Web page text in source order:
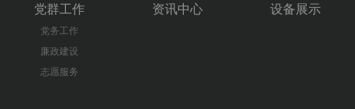
党群工作
党务工作
廉政建设
志愿服务
资讯中心 设备展示